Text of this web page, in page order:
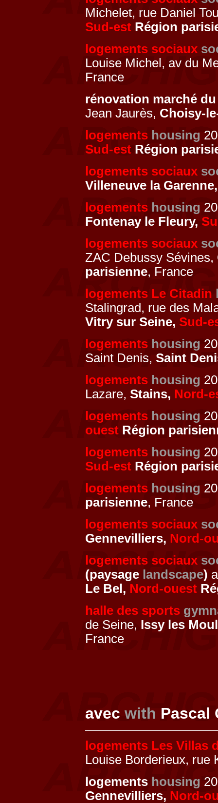
Michelet, rue Daniel
Sud-est Région
logements sociaux
Louise Michel, av du
France
rénovation marché
Jean Jaurès, Choisy-
logements housing
Sud-est Région
logements sociaux
Villeneuve la
logements housing
Fontenay le Fleury,
logements sociaux
ZAC Debussy Sévines,
parisienne, France
logements Le Citadin
Stalingrad, rue des
Vitry sur Seine, Sud-
logements housing
Saint Denis, Saint
logements housing
Lazare, Stains, Nord-
logements housing
ouest Région
logements housing
Sud-est Région
logements housing
parisienne, France
logements sociaux
Gennevilliers, Nord-
logements sociaux
(paysage landscape)
Le Bel, Nord-ouest
halle des sports
de Seine, Issy les
France
avec with Pascal
logements Les Villas
Louise Borderieux, rue
logements housing
Gennevilliers, Nord-